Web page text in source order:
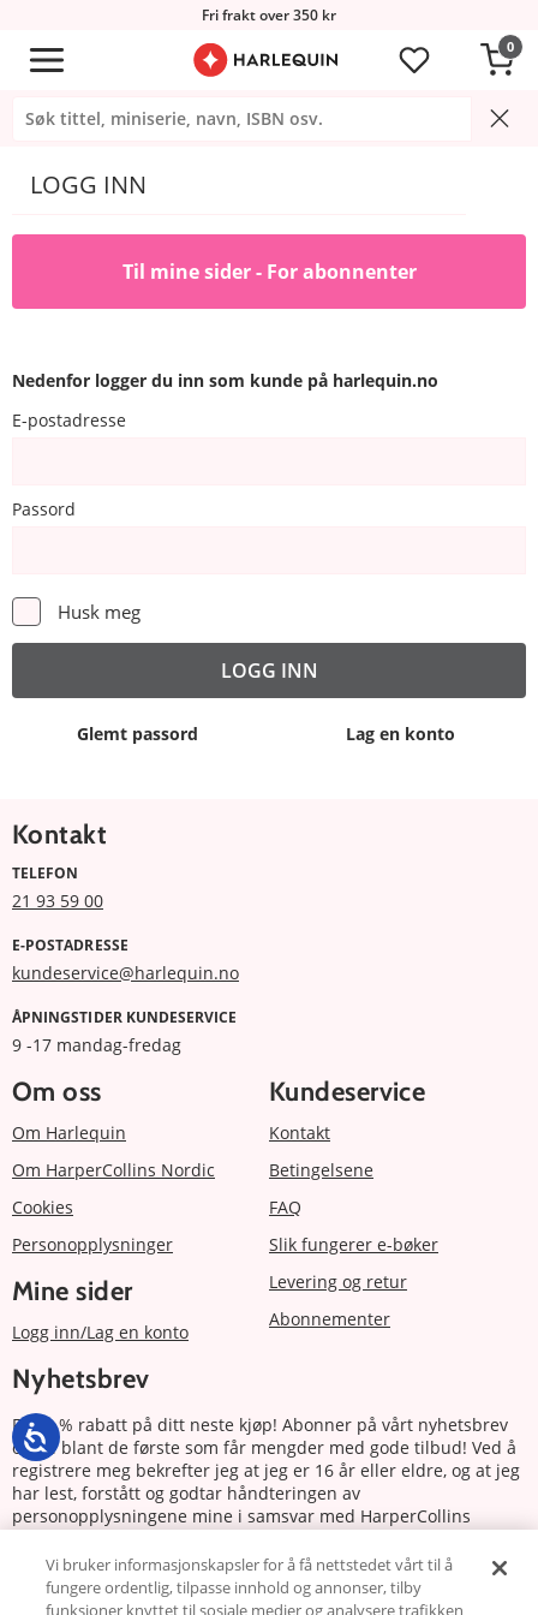
Fri frakt over 350 kr
0
LOGG INN
Til mine sider - For abonnenter
Nedenfor logger du inn som kunde på harlequin.no
E-postadresse
Passord
Husk meg
Glemt passord Lag en konto
Kontakt
TELEFON
21 93 59 00
E-POSTADRESSE
kundeservice@harlequin.no
ÅPNINGSTIDER KUNDESERVICE
9 -17 mandag-fredag
Om oss
Om Harlequin
Om HarperCollins Nordic
Cookies
Personopplysninger
Mine sider
Logg inn/Lag en konto
Kundeservice
Kontakt
Betingelsene
FAQ
Slik fungerer e-bøker
Levering og retur
Abonnementer
Nyhetsbrev
Få 20 % rabatt på ditt neste kjøp! Abonner på vårt nyhetsbrev
og bli blant de første som får mengder med gode tilbud! Ved å
registrere meg bekrefter jeg at jeg er 16 år eller eldre, og at jeg
har lest, forstått og godtar håndteringen av
personopplysningene mine i samsvar med HarperCollins
Abonnere
Vi bruker informasjonskapsler for å få nettstedet vårt til å
fungere ordentlig, tilpasse innhold og annonser, tilby
funksjoner knyttet til sosiale medier og analysere trafikken